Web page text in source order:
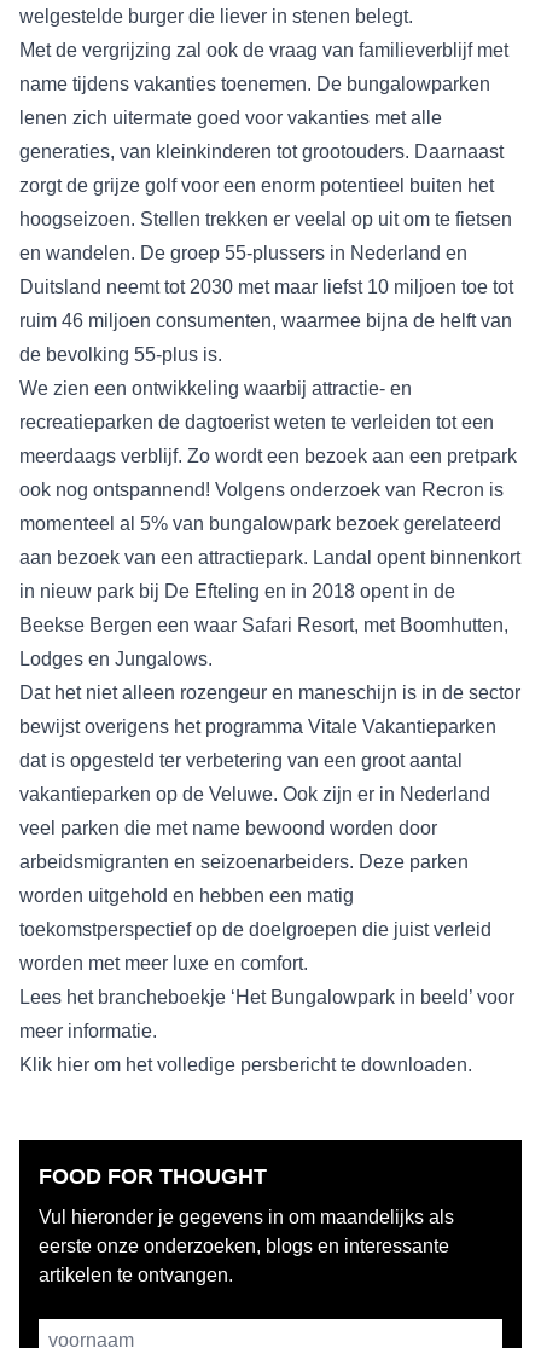
welgestelde burger die liever in stenen belegt.
Met de vergrijzing zal ook de vraag van familieverblijf met
name tijdens vakanties toenemen. De bungalowparken
lenen zich uitermate goed voor vakanties met alle
generaties, van kleinkinderen tot grootouders. Daarnaast
zorgt de grijze golf voor een enorm potentieel buiten het
hoogseizoen. Stellen trekken er veelal op uit om te fietsen
en wandelen. De groep 55-plussers in Nederland en
Duitsland neemt tot 2030 met maar liefst 10 miljoen toe tot
ruim 46 miljoen consumenten, waarmee bijna de helft van
de bevolking 55-plus is.
We zien een ontwikkeling waarbij attractie- en
recreatieparken de dagtoerist weten te verleiden tot een
meerdaags verblijf. Zo wordt een bezoek aan een pretpark
ook nog ontspannend! Volgens onderzoek van Recron is
momenteel al 5% van bungalowpark bezoek gerelateerd
aan bezoek van een attractiepark. Landal opent binnenkort
in nieuw park bij De Efteling en in 2018 opent in de
Beekse Bergen een waar Safari Resort, met Boomhutten,
Lodges en Jungalows.
Dat het niet alleen rozengeur en maneschijn is in de sector
bewijst overigens het programma Vitale Vakantieparken
dat is opgesteld ter verbetering van een groot aantal
vakantieparken op de Veluwe. Ook zijn er in Nederland
veel parken die met name bewoond worden door
arbeidsmigranten en seizoenarbeiders. Deze parken
worden uitgehold en hebben een matig
toekomstperspectief op de doelgroepen die juist verleid
worden met meer luxe en comfort.
Lees het brancheboekje ‘Het Bungalowpark in beeld’ voor
meer informatie.
Klik hier om het volledige persbericht te downloaden.
FOOD FOR THOUGHT
Vul hieronder je gegevens in om maandelijks als
eerste onze onderzoeken, blogs en interessante
artikelen te ontvangen.
Username